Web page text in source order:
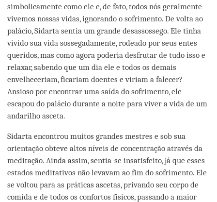
simbolicamente como ele e, de fato, todos nós geralmente
vivemos nossas vidas, ignorando o sofrimento. De volta ao
palácio, Sidarta sentia um grande desassossego. Ele tinha
vivido sua vida sossegadamente, rodeado por seus entes
queridos, mas como agora poderia desfrutar de tudo isso e
relaxar, sabendo que um dia ele e todos os demais
envelheceriam, ficariam doentes e viriam a falecer?
Ansioso por encontrar uma saída do sofrimento, ele
escapou do palácio durante a noite para viver a vida de um
andarilho asceta.
Sidarta encontrou muitos grandes mestres e sob sua
orientação obteve altos níveis de concentração através da
meditação. Ainda assim, sentia-se insatisfeito, já que esses
estados meditativos não levavam ao fim do sofrimento. Ele
se voltou para as práticas ascetas, privando seu corpo de
comida e de todos os confortos físicos, passando a maior